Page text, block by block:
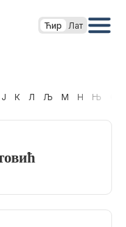
Ћир Лат
Ј К Л Љ М Н Њ